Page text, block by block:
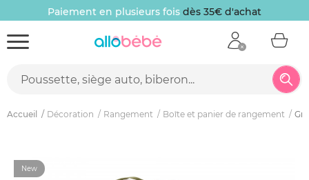
Paiement en plusieurs fois dès 35€ d'achat
Accueil Décoration Rangement Boîte et panier de rangement
New